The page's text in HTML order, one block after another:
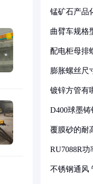
锰矿石产品
曲臂车规格
配电柜母排
膨胀螺丝尺
镀锌方管有
D400球墨
覆膜砂的耐
RU7088R
不锈钢通风